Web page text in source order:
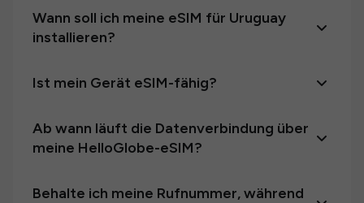
Wann soll ich meine eSIM für Uruguay
installieren?
Ist mein Gerät eSIM-fähig?
Ab wann läuft die Datenverbindung über
meine HelloGlobe-eSIM?
Behalte ich meine Rufnummer, während